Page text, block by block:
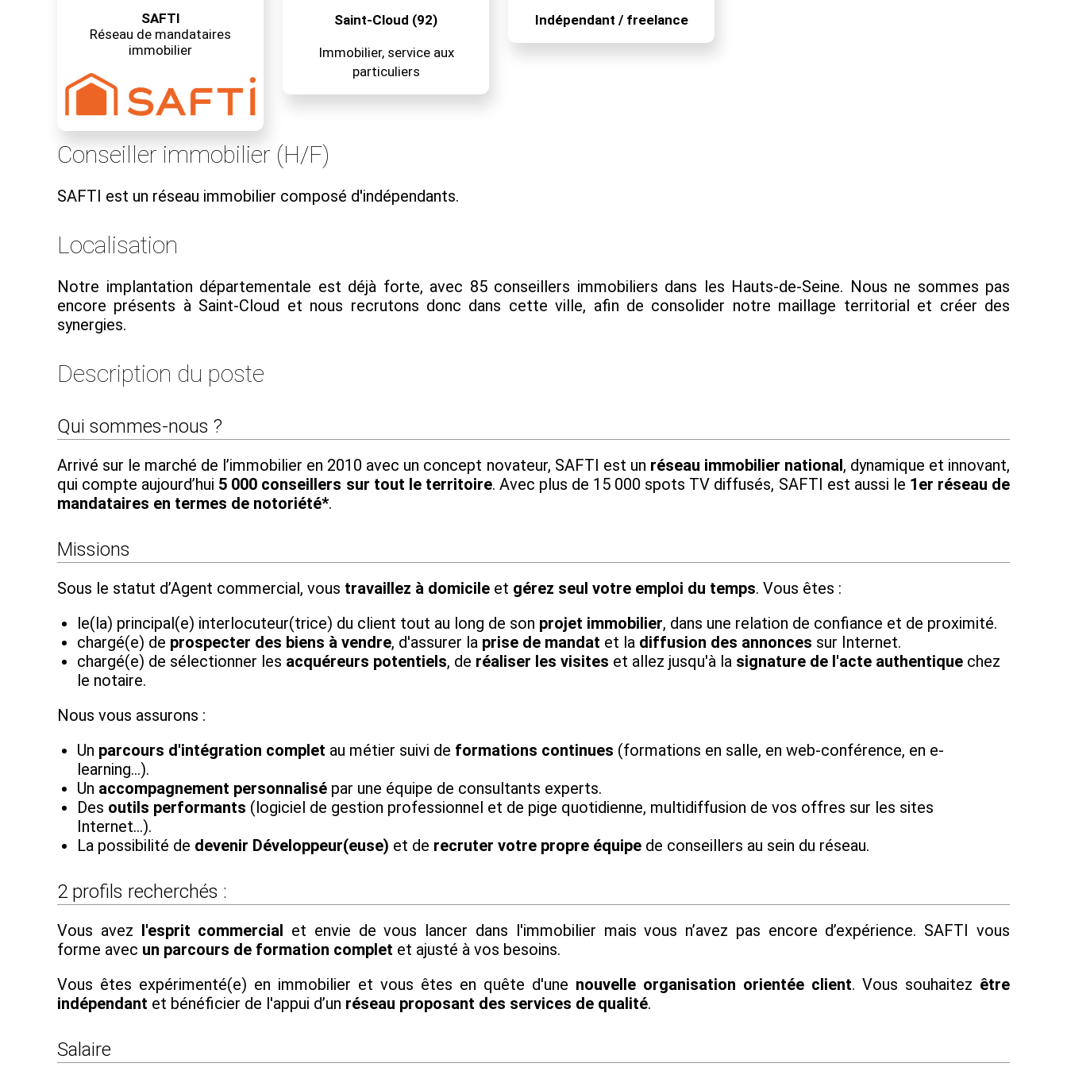
SAFTI
Réseau de mandataires
immobilier
Saint-Cloud (92)
Immobilier, service aux
particuliers
Indépendant / freelance
Conseiller immobilier (H/F)
SAFTI est un réseau immobilier composé d'indépendants.
Localisation
Notre implantation départementale est déjà forte, avec 85 conseillers immobiliers dans les Hauts-de-Seine. Nous ne sommes pas
encore présents à Saint-Cloud et nous recrutons donc dans cette ville, afin de consolider notre maillage territorial et créer des
synergies.
Description du poste
Qui sommes-nous ?
Arrivé sur le marché de l’immobilier en 2010 avec un concept novateur, SAFTI est un réseau immobilier national, dynamique et innovant,
qui compte aujourd’hui 5 000 conseillers sur tout le territoire. Avec plus de 15 000 spots TV diffusés, SAFTI est aussi le 1er réseau de
mandataires en termes de notoriété*.
Missions
Sous le statut d’Agent commercial, vous travaillez à domicile et gérez seul votre emploi du temps. Vous êtes :
le(la) principal(e) interlocuteur(trice) du client tout au long de son projet immobilier, dans une relation de confiance et de proximité.
chargé(e) de prospecter des biens à vendre, d'assurer la prise de mandat et la diffusion des annonces sur Internet.
chargé(e) de sélectionner les acquéreurs potentiels, de réaliser les visites et allez jusqu'à la signature de l'acte authentique chez
le notaire.
Nous vous assurons :
Un parcours d'intégration complet au métier suivi de formations continues (formations en salle, en web-conférence, en e-
learning…).
Un accompagnement personnalisé par une équipe de consultants experts.
Des outils performants (logiciel de gestion professionnel et de pige quotidienne, multidiffusion de vos offres sur les sites
Internet...).
La possibilité de devenir Développeur(euse) et de recruter votre propre équipe de conseillers au sein du réseau.
2 profils recherchés :
Vous avez l'esprit commercial et envie de vous lancer dans l'immobilier mais vous n’avez pas encore d’expérience. SAFTI vous
forme avec un parcours de formation complet et ajusté à vos besoins.
Vous êtes expérimenté(e) en immobilier et vous êtes en quête d'une nouvelle organisation orientée client. Vous souhaitez être
indépendant et bénéficier de l'appui d’un réseau proposant des services de qualité.
Salaire